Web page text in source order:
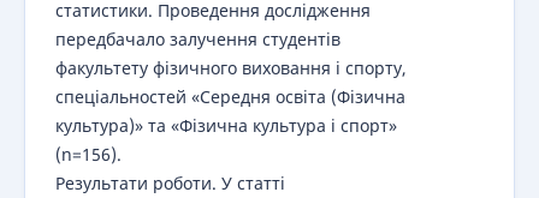
статистики. Проведення дослідження
передбачало залучення студентів
факультету фізичного виховання і спорту,
спеціальностей «Середня освіта (Фізична
культура)» та «Фізична культура і спорт»
(n=156).
Результати роботи. У статті